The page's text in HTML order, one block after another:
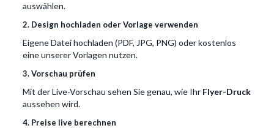
auswählen.
2. Design hochladen oder Vorlage verwenden
Eigene Datei hochladen (PDF, JPG, PNG) oder kostenlos
eine unserer Vorlagen nutzen.
3. Vorschau prüfen
Mit der Live-Vorschau sehen Sie genau, wie Ihr Flyer-Druck
aussehen wird.
4. Preise live berechnen